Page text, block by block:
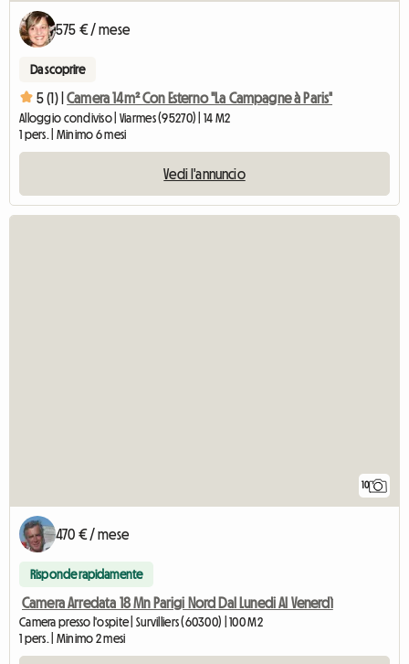
575 € / mese
Da scoprire
5 (1) | Camera 14m² Con Esterno "La Campagne à Paris"
Alloggio condiviso | Viarmes (95270) | 14 M2
1 pers. | Minimo 6 mesi
Vedi l'annuncio
10
470 € / mese
Risponde rapidamente
Camera Arredata 18 Mn Parigi Nord Dal Lunedi Al Venerdì
Camera presso l'ospite | Survilliers (60300) | 100 M2
1 pers. | Minimo 2 mesi